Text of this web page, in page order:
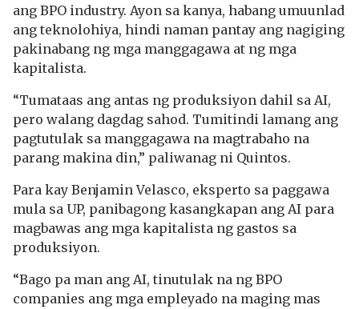
ang BPO industry. Ayon sa kanya, habang umuunlad
ang teknolohiya, hindi naman pantay ang nagiging
pakinabang ng mga manggagawa at ng mga
kapitalista.
“Tumataas ang antas ng produksiyon dahil sa AI,
pero walang dagdag sahod. Tumitindi lamang ang
pagtutulak sa manggagawa na magtrabaho na
parang makina din,” paliwanag ni Quintos.
Para kay Benjamin Velasco, eksperto sa paggawa
mula sa UP, panibagong kasangkapan ang AI para
magbawas ang mga kapitalista ng gastos sa
produksiyon.
“Bago pa man ang AI, tinutulak na ng BPO
companies ang mga empleyado na maging mas